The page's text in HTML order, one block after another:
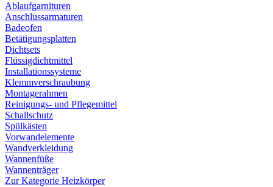
Ablaufgarnituren
Anschlussarmaturen
Badeofen
Betätigungsplatten
Dichtsets
Flüssigdichtmittel
Installationssysteme
Klemmverschraubung
Montagerahmen
Reinigungs- und Pflegemittel
Schallschutz
Spülkästen
Vorwandelemente
Wandverkleidung
Wannenfüße
Wannenträger
Zur Kategorie Heizkörper